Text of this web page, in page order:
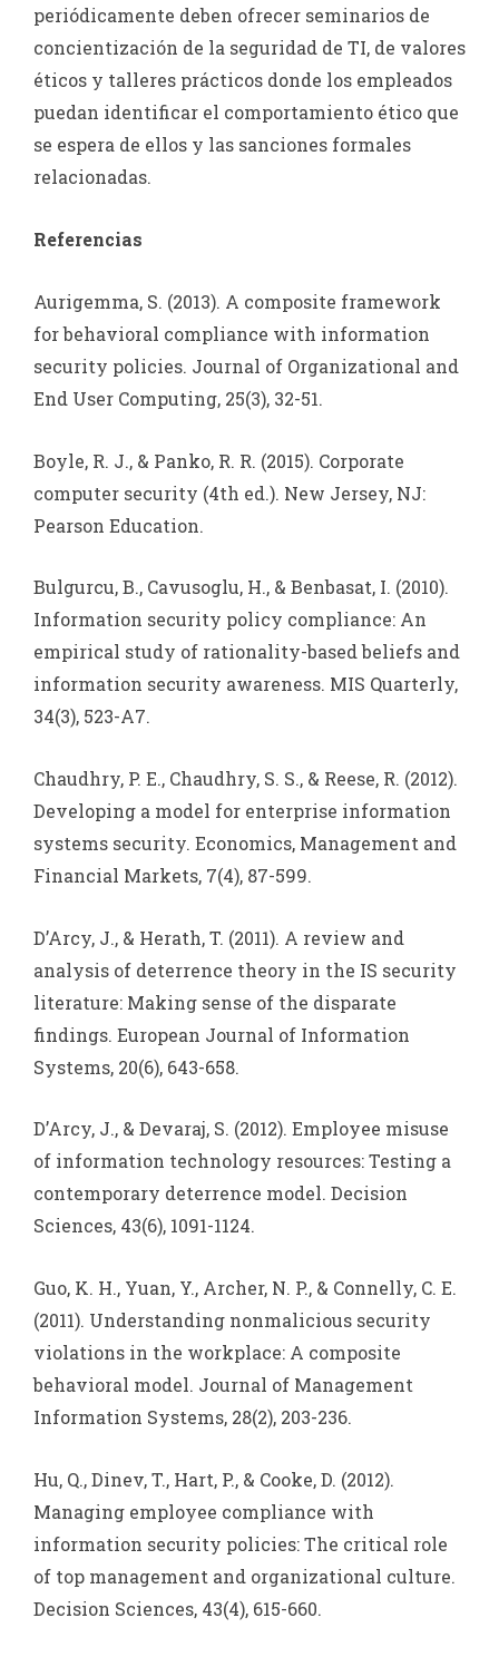
periódicamente deben ofrecer seminarios de
concientización de la seguridad de TI, de valores
éticos y talleres prácticos donde los empleados
puedan identificar el comportamiento ético que
se espera de ellos y las sanciones formales
relacionadas.
Referencias
Aurigemma, S. (2013). A composite framework
for behavioral compliance with information
security policies. Journal of Organizational and
End User Computing, 25(3), 32-51.
Boyle, R. J., & Panko, R. R. (2015). Corporate
computer security (4th ed.). New Jersey, NJ:
Pearson Education.
Bulgurcu, B., Cavusoglu, H., & Benbasat, I. (2010).
Information security policy compliance: An
empirical study of rationality-based beliefs and
information security awareness. MIS Quarterly,
34(3), 523-A7.
Chaudhry, P. E., Chaudhry, S. S., & Reese, R. (2012).
Developing a model for enterprise information
systems security. Economics, Management and
Financial Markets, 7(4), 87-599.
D’Arcy, J., & Herath, T. (2011). A review and
analysis of deterrence theory in the IS security
literature: Making sense of the disparate
findings. European Journal of Information
Systems, 20(6), 643-658.
D’Arcy, J., & Devaraj, S. (2012). Employee misuse
of information technology resources: Testing a
contemporary deterrence model. Decision
Sciences, 43(6), 1091-1124.
Guo, K. H., Yuan, Y., Archer, N. P., & Connelly, C. E.
(2011). Understanding nonmalicious security
violations in the workplace: A composite
behavioral model. Journal of Management
Information Systems, 28(2), 203-236.
Hu, Q., Dinev, T., Hart, P., & Cooke, D. (2012).
Managing employee compliance with
information security policies: The critical role
of top management and organizational culture.
Decision Sciences, 43(4), 615-660.